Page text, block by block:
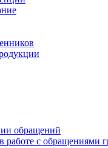
обращений
работе с обращениями